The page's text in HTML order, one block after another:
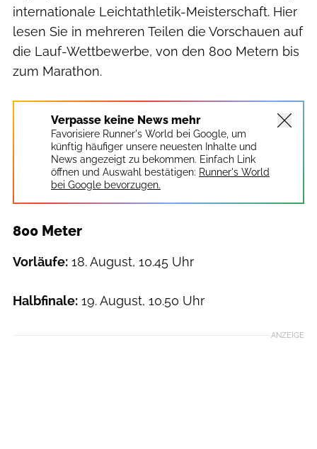
internationale Leichtathletik-Meisterschaft. Hier
lesen Sie in mehreren Teilen die Vorschauen auf
die Lauf-Wettbewerbe, von den 800 Metern bis
zum Marathon.
Verpasse keine News mehr
Favorisiere Runner's World bei Google, um
künftig häufiger unsere neuesten Inhalte und
News angezeigt zu bekommen. Einfach Link
öffnen und Auswahl bestätigen: Runner's World
bei Google bevorzugen.
800 Meter
Vorläufe: 18. August, 10.45 Uhr
Halbfinale: 19. August, 10.50 Uhr
ANZEIGE